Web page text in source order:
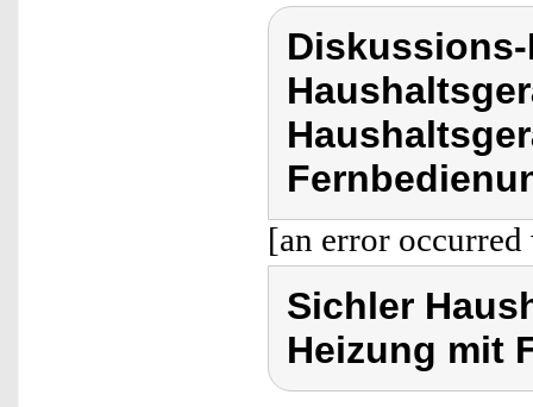
[an error
Sichler
Heizung mit